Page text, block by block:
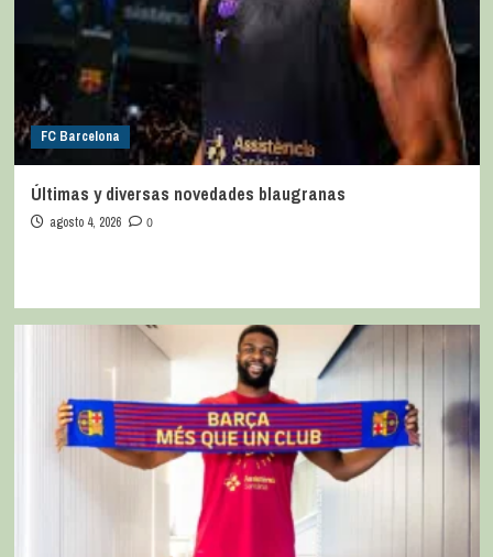
FC Barcelona
Últimas y diversas novedades blaugranas
agosto 4, 2026 0